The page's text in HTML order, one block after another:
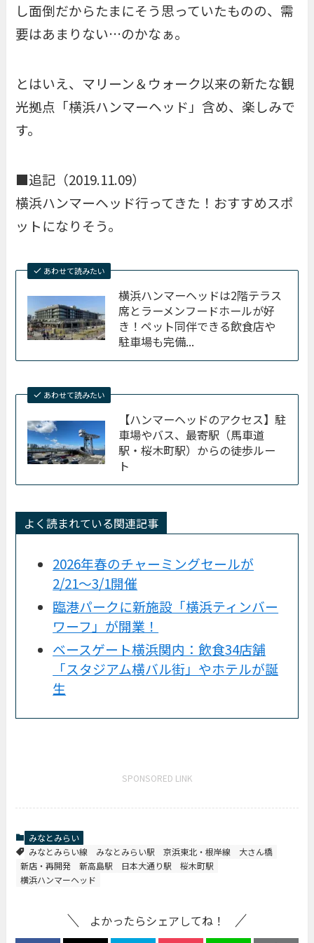
し面倒だからたまにそう思っていたものの、需
要はあまりない…のかなぁ。
とはいえ、マリーン＆ウォーク以来の新たな観
光拠点「横浜ハンマーヘッド」含め、楽しみで
す。
■追記（2019.11.09）
横浜ハンマーヘッド行ってきた！おすすめスポ
ットになりそう。
あわせて読みたい
横浜ハンマーヘッドは2階テラス
席とラーメンフードホールが好
き！ペット同伴できる飲食店や
駐車場も完備...
あわせて読みたい
【ハンマーヘッドのアクセス】駐
車場やバス、最寄駅（馬車道
駅・桜木町駅）からの徒歩ルー
ト
よく読まれている関連記事
2026年春のチャーミングセールが
2/21〜3/1開催
臨港パークに新施設「横浜ティンバー
ワーフ」が開業！
ベースゲート横浜関内：飲食34店舗
「スタジアム横バル街」やホテルが誕
生
SPONSORED LINK
みなとみらい
みなとみらい線
みなとみらい駅 京浜東北・根岸線
大さん橋
新店・再開発
新高島駅 日本大通り駅
桜木町駅
横浜ハンマーヘッド
よかったらシェアしてね！